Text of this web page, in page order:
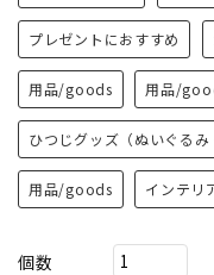
プレゼントにおすすめ
用品/goods 用品/
ひつじグッズ（ぬいぐるみ
用品/goods インテリ
個数